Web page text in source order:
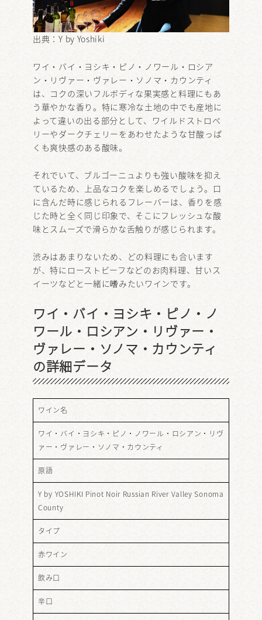
出典：Y by Yoshiki
ワイ・バイ・ヨシキ・ピノ・ノワール・ロシア
ン・リヴァー・ヴァレー・ソノマ・カウンティ
は、コクの深いフルボディな果実感と料理にもあ
う華やかな香り。特に寒冷な土地の中でも産地に
よって違いの出る部分として、ワイルドストロベ
リーやダークチェリーをあわせたような甘酸っぱ
くも爽快感のある酸味。
それでいて、ブルゴーニュよりも強い酸味を抑え
ているため、上品なコクを楽しめるでしょう。口
に含んだ時に感じられるフレーバーは、香りを感
じた時と全く同じ印象で、そこにフレッシュな酸
味とスムーズで滑らかな舌触りが感じられます。
渋みはあまりないため、どの料理にも合います
が、特にローストビーフなどのお肉料理、甘いス
イーツなどと一緒に嗜みたいワインです。
ワイ・バイ・ヨシキ・ピノ・ノ
ワール・ロシアン・リヴァー・
ヴァレー・ソノマ・カウンティ
の詳細データ
ワイン名
ワイ・バイ・ヨシキ・ピノ・ノワール・ロシアン・リヴ
ァー・ヴァレー・ソノマ・カウンティ
原語
Y by YOSHIKI Pinot Noir Russian River Valley Sonoma
County
タイプ
赤ワイン
飲み口
辛口